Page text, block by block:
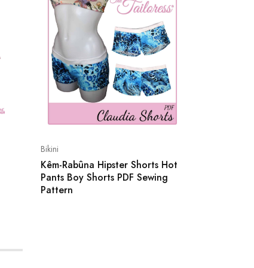
Bikini
Kêm-Rabûna Hipster Shorts Hot
Pants Boy Shorts PDF Sewing
Pattern